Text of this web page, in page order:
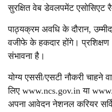
a
r
e
सुरक्षित वेब डेवलपमेंट एसोसिएट
पाठ्यक्रम अवधि के दौरान,
वजीफे के हकदार होंगे।
संभावना है।
योग्य एससी/एसटी नौकरी चाहने
लिए www.ncs.gov.in या
अपना आवेदन नेशनल करियर